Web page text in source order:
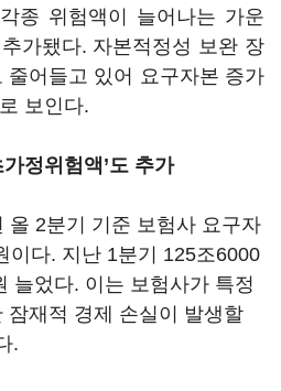
종 위험액이 늘어나는 가운
가됐다. 자본적정성 보완 장
줄어들고 있어 요구자본 증가
보인다.
정위험액’도 추가
올 2분기 기준 보험사 요구자
이다. 지난 1분기 125조6000
늘었다. 이는 보험사가 특정
잠재적 경제 손실이 발생할
.